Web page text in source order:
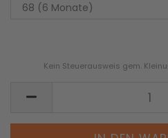
Kein Steuerausweis gem.